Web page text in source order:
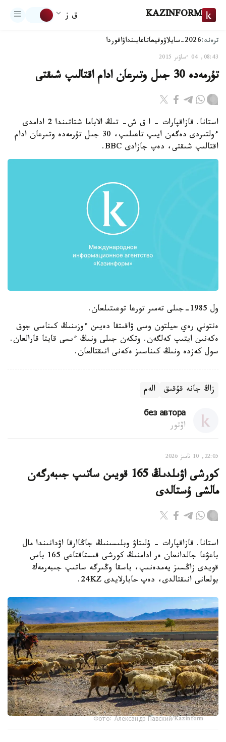
KAZINFORM ق ز
ترەند:2026-سايلاۋ وقيعاتاعايىنداۋاقوردا
08:43, 04 ءساۋىر 2015
تۇرمەدە 30 جىل وتىرعان ادام اقتالىپ شىقتى
استانا. قازاقپارات - ا ق ش- تىڭ الاباما شتاتىندا 2 ادامدى
ءولتىردى دەگەن ايىپ تاعىلىپ، 30 جىل تۇرمەدە وتىرعان ادام
اقتالىپ شىقتى، دەپ جازادى BBC.
ول 1985-جىلى تەمىر تورعا توعىتىلعان.
ەنتوني رەي حيلتون وسى ۋاقىتقا دەيىن ءوزىنىڭ كىناسى جوق
ەكەنىن ايتىپ كەلگەن. وتكەن جىلى ونىڭ ءىسى قايتا قارالعان.
سول كەزدە ونىڭ كىناسىز ەكەنى انىقتالعان.
زاڭ جانە قۇقىق الەم
без автора
اۆتور
22:05, 10 تامىز 2026
كورشى اۋىلدىڭ 165 قويىن ساتىپ جىبەرگەن
مالشى ۇستالدى
استانا. قازاقپارات - ۇلىتاۋ وبلىسىنىڭ جاڭاارقا اۋدانىندا مال
باعۋعا جالدانعان ەر ادامنىڭ كورشى قىستاقتاعى 165 باس
قويدى زاڭسىز يەمدەنىپ، باسقا وڭىرگە ساتىپ جىبەرمەك
بولعانى انىقتالدى، دەپ حابارلايدى 24KZ.
Фото: Александр Павский/Kazinform